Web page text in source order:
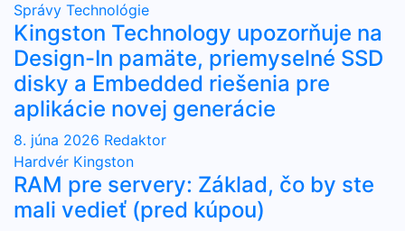
Správy Technológie
Kingston Technology upozorňuje na
Design-In pamäte, priemyselné SSD
disky a Embedded riešenia pre
aplikácie novej generácie
8. júna 2026 Redaktor
Hardvér Kingston
RAM pre servery: Základ, čo by ste
mali vedieť (pred kúpou)